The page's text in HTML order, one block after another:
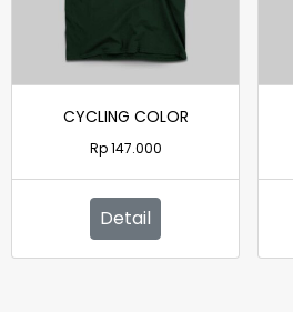
CYCLING COLOR
Rp147.000
Detail